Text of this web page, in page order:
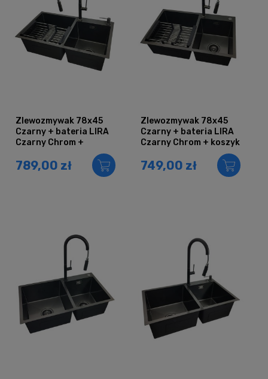
Zlewozmywak 78x45
Czarny + bateria LIRA
Czarny Chrom +
teleskopowy
789,00 zł
Zlewozmywak 78x45
Czarny + bateria LIRA
Czarny Chrom + koszyk
749,00 zł